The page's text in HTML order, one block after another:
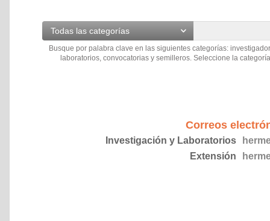
Todas las categorías
Busque por palabra clave en las siguientes categorías:
laboratorios, convocatorias y semilleros. Seleccione la
Correos
Investigación y Laboratorios
Extensión